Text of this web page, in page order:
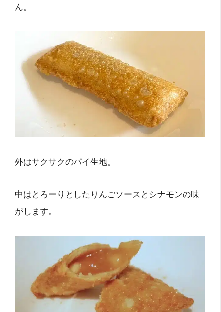
ん。
外はサクサクのパイ生地。
中はとろーりとしたりんごソースとシナモンの味
がします。